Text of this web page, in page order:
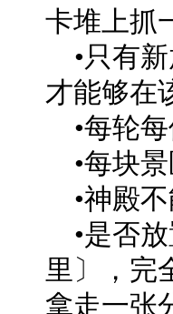
卡堆上抓
•只有新
才能够在
•每轮每
•每块景
•神殿不
•是否放
里〕，完
拿走一张